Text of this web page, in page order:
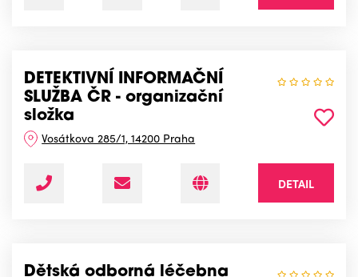
DETEKTIVNÍ INFORMAČNÍ
SLUŽBA ČR - organizační
složka
Vosátkova 285/1, 14200 Praha
DETAIL
Dětská odborná léčebna